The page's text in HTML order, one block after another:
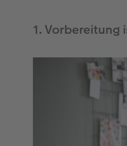
1. Vorbereitung